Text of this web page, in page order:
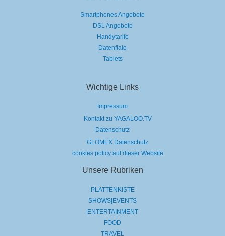
Smartphones Angebote
DSL Angebote
Handytarife
Datenflate
Tablets
Wichtige Links
Impressum
Kontakt zu YAGALOO.TV
Datenschutz
GLOMEX Datenschutz
cookies policy auf dieser Website
Unsere Rubriken
PLATTENKISTE
SHOWS|EVENTS
ENTERTAINMENT
FOOD
TRAVEL